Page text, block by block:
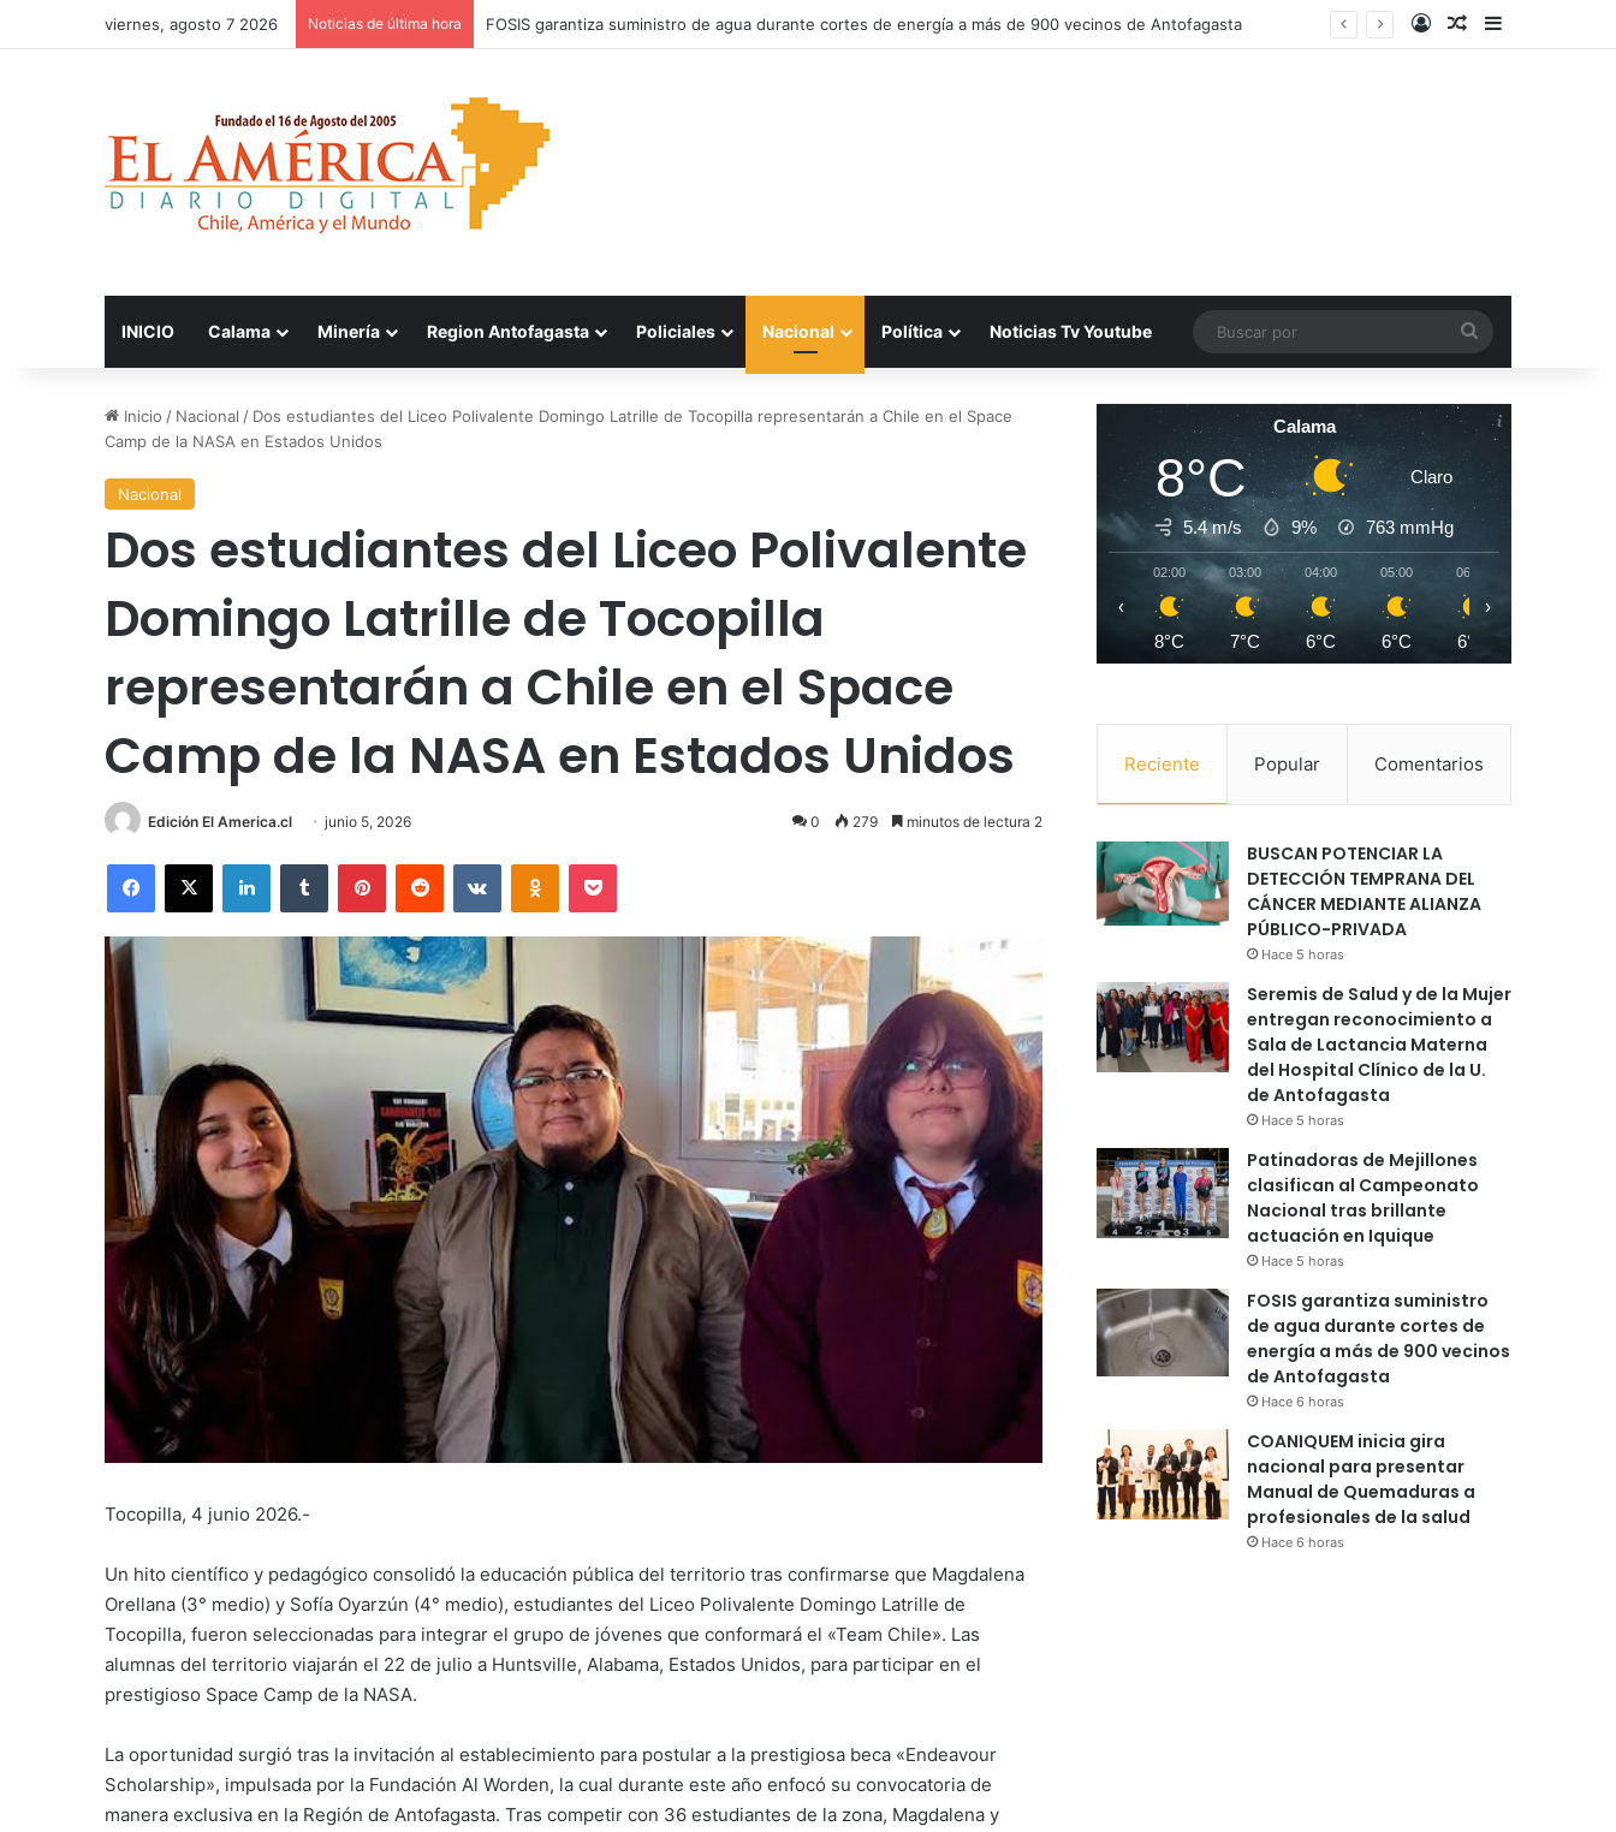
viernes, agosto 7 2026 Noticias de última hora FOSIS garantiza suministro de agua durante cortes de energía a más de 900 vecinos de Antofagasta AccesoPublicacion al
Barra lateral
INICIO Calama Minería Region Antofagasta Policiales Nacional Política Noticias Tv Youtube
por
Inicio / Nacional / Dos estudiantes del Liceo Polivalente Domingo Latrille de Tocopilla representarán a Chile en el Space
Camp de la NASA en Estados Unidos
Nacional
Dos estudiantes del Liceo Polivalente
Domingo Latrille de Tocopilla
representarán a Chile en el Space
Camp de la NASA en Estados Unidos
Edición El America.cl junio 5, 2026 0 279 minutos de lectura 2
Facebook
X LinkedInTumblr PinterestReddit VKontakteOdnoklassniki
Pocket
Tocopilla, 4 junio 2026.-
Un hito científico y pedagógico consolidó la educación pública del territorio tras confirmarse que Magdalena
Orellana (3° medio) y Sofía Oyarzún (4° medio), estudiantes del Liceo Polivalente Domingo Latrille de
Tocopilla, fueron seleccionadas para integrar el grupo de jóvenes que conformará el «Team Chile». Las
alumnas del territorio viajarán el 22 de julio a Huntsville, Alabama, Estados Unidos, para participar en el
prestigioso Space Camp de la NASA.
La oportunidad surgió tras la invitación al establecimiento para postular a la prestigiosa beca «Endeavour
Scholarship», impulsada por la Fundación Al Worden, la cual durante este año enfocó su convocatoria de
manera exclusiva en la Región de Antofagasta. Tras competir con 36 estudiantes de la zona, Magdalena y
Calama
8°C Claro
5.4 m/s 9% 763 mmHg
02:00
8°C
03:00
7°C
04:00
6°C
05:00
6°C
06:00
6°C
‹ ›
Reciente Popular Comentarios
BUSCAN POTENCIAR LA
DETECCIÓN TEMPRANA DEL
CÁNCER MEDIANTE ALIANZA
PÚBLICO-PRIVADA
Hace 5 horas
Seremis de Salud y de la Mujer
entregan reconocimiento a
Sala de Lactancia Materna
del Hospital Clínico de la U.
de Antofagasta
Hace 5 horas
Patinadoras de Mejillones
clasifican al Campeonato
Nacional tras brillante
actuación en Iquique
Hace 5 horas
FOSIS garantiza suministro
de agua durante cortes de
energía a más de 900 vecinos
de Antofagasta
Hace 6 horas
COANIQUEM inicia gira
nacional para presentar
Manual de Quemaduras a
profesionales de la salud
Hace 6 horas